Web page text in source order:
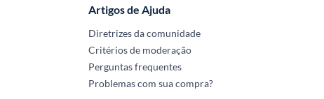
Artigos de Ajuda
Diretrizes da comunidade
Critérios de moderação
Perguntas frequentes
Problemas com sua compra?